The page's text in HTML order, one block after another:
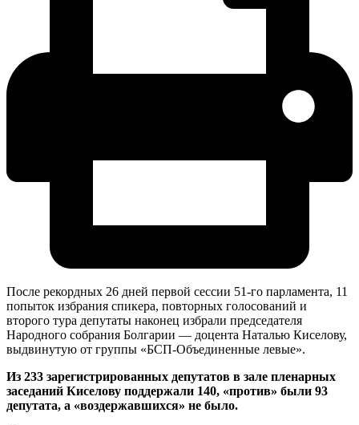
После рекордных 26 дней первой сессии 51-го парламента, 11
попыток избрания спикера, повторных голосований и
второго тура депутаты наконец избрали председателя
Народного собрания Болгарии — доцента Наталью Киселову,
выдвинутую от группы «БСП-Объединенные левые».
Из 233 зарегистрированных депутатов в зале пленарных
заседаний Киселову поддержали 140, «против» были 93
депутата, а «воздержавшихся» не было.